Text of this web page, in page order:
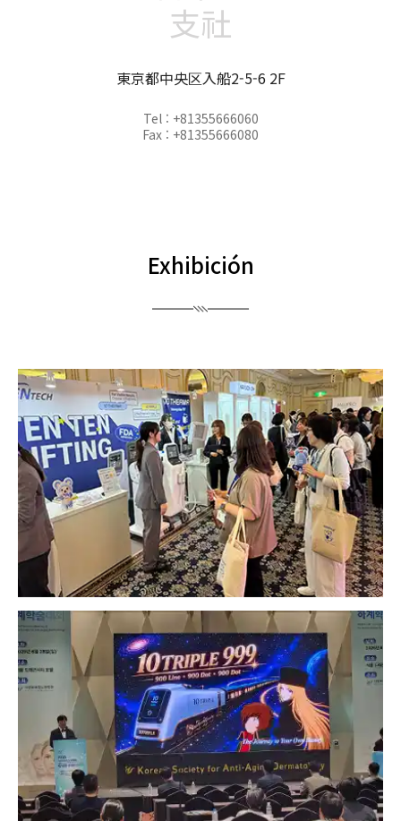
支社
東京都中央区入船2-5-6 2F
Tel : +81355666060
Fax : +81355666080
Exhibición